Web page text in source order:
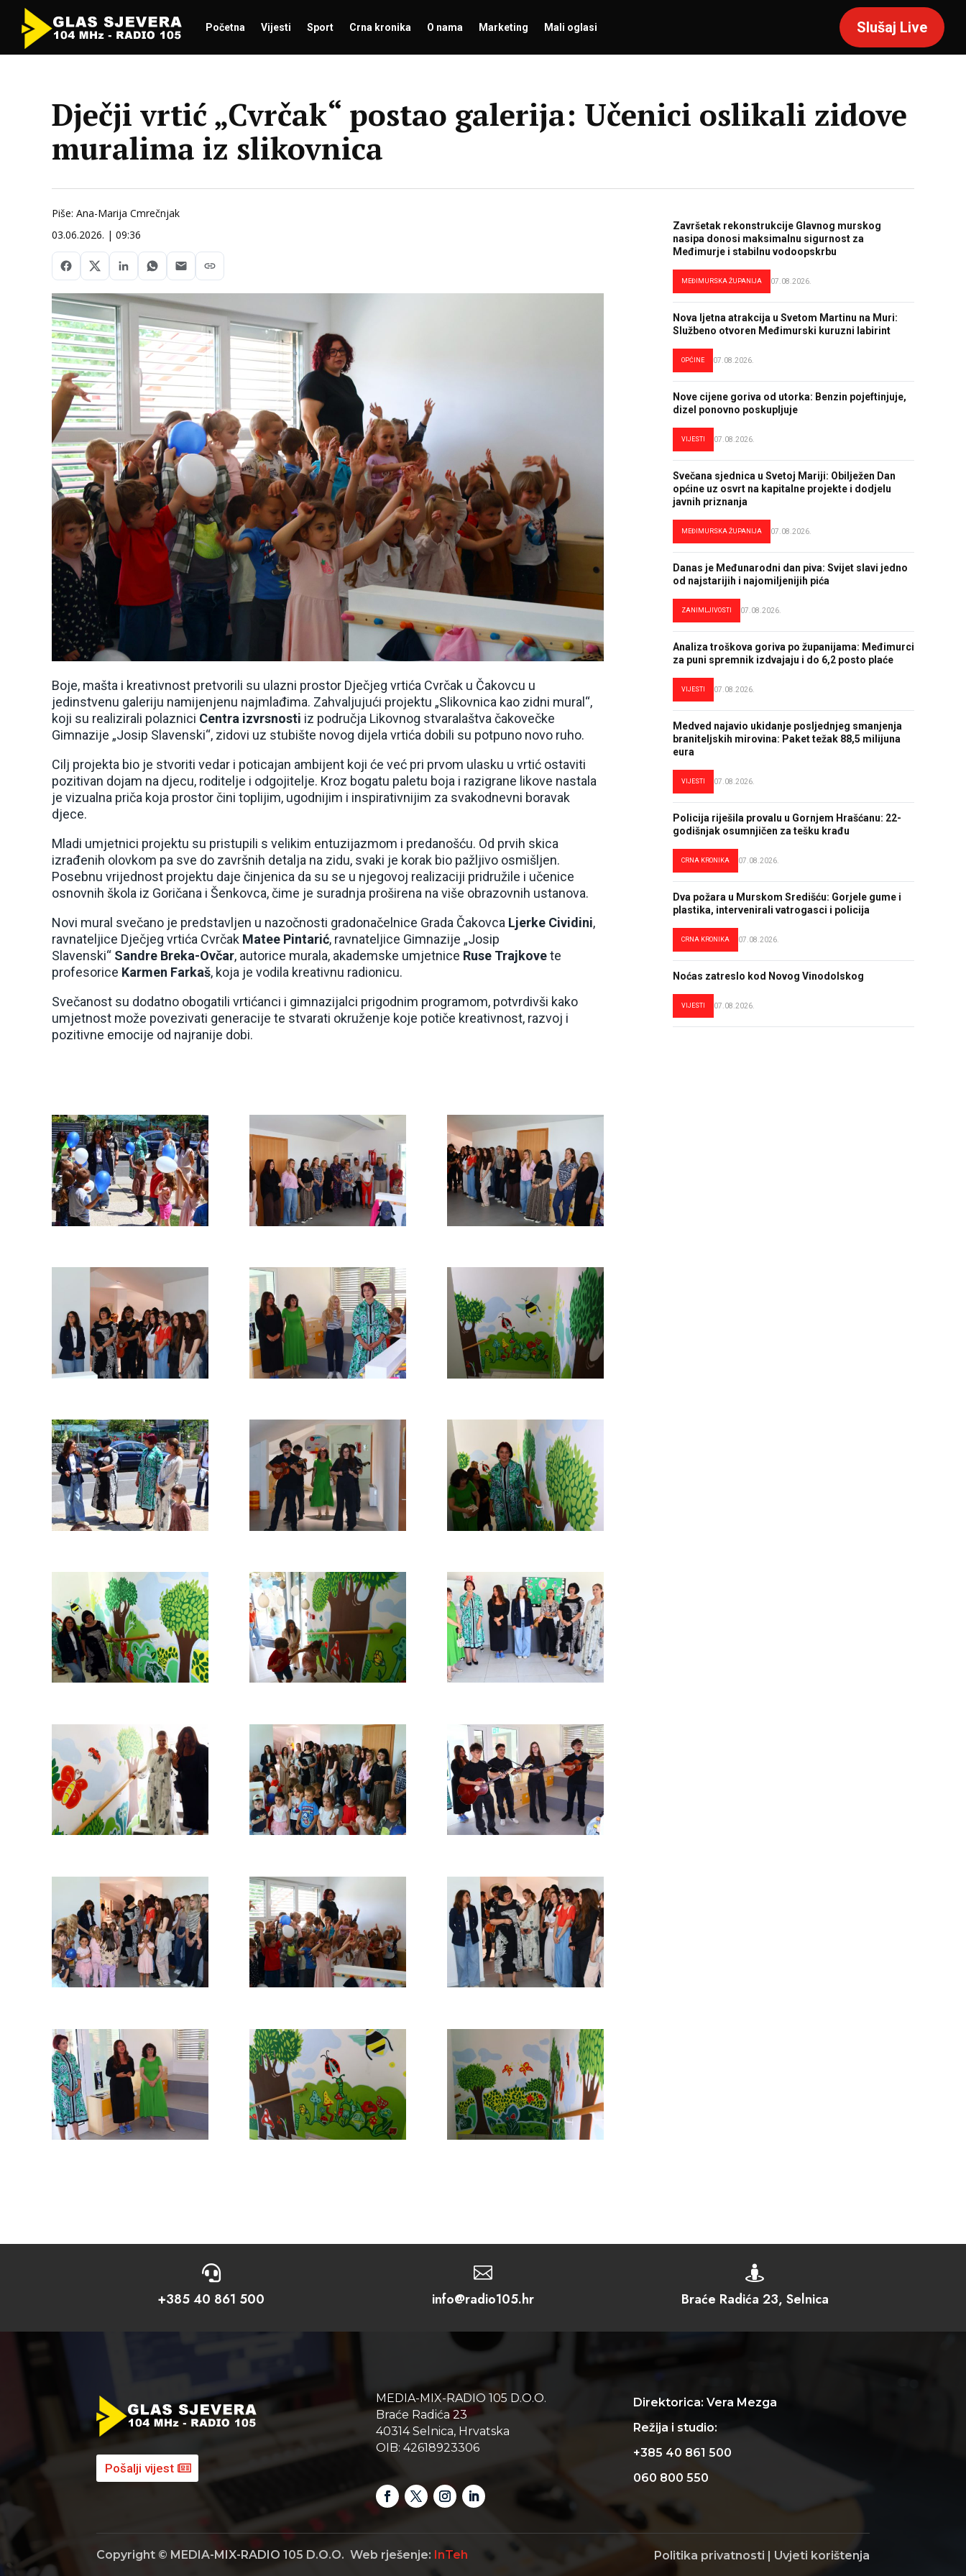
Početna Vijesti Sport Crna kronika O nama Marketing Mali oglasi Slušaj Live
Dječji vrtić „Cvrčak“ postao galerija: Učenici oslikali zidove
muralima iz slikovnica
Piše: Ana-Marija Cmrečnjak
03.06.2026. | 09:36
Boje, mašta i kreativnost pretvorili su ulazni prostor Dječjeg vrtića Cvrčak u Čakovcu u
jedinstvenu galeriju namijenjenu najmlađima. Zahvaljujući projektu „Slikovnica kao zidni mural“,
koji su realizirali polaznici Centra izvrsnosti iz područja Likovnog stvaralaštva čakovečke
Gimnazije „Josip Slavenski“, zidovi uz stubište novog dijela vrtića dobili su potpuno novo ruho.
Cilj projekta bio je stvoriti vedar i poticajan ambijent koji će već pri prvom ulasku u vrtić ostaviti
pozitivan dojam na djecu, roditelje i odgojitelje. Kroz bogatu paletu boja i razigrane likove nastala
je vizualna priča koja prostor čini toplijim, ugodnijim i inspirativnijim za svakodnevni boravak
djece.
Mladi umjetnici projektu su pristupili s velikim entuzijazmom i predanošću. Od prvih skica
izrađenih olovkom pa sve do završnih detalja na zidu, svaki je korak bio pažljivo osmišljen.
Posebnu vrijednost projektu daje činjenica da su se u njegovoj realizaciji pridružile i učenice
osnovnih škola iz Goričana i Šenkovca, čime je suradnja proširena na više obrazovnih ustanova.
Novi mural svečano je predstavljen u nazočnosti gradonačelnice Grada Čakovca Ljerke Cividini,
ravnateljice Dječjeg vrtića Cvrčak Matee Pintarić, ravnateljice Gimnazije „Josip
Slavenski“ Sandre Breka-Ovčar, autorice murala, akademske umjetnice Ruse Trajkovete
profesorice Karmen Farkaš, koja je vodila kreativnu radionicu.
Svečanost su dodatno obogatili vrtićanci i gimnazijalci prigodnim programom, potvrdivši kako
umjetnost može povezivati generacije te stvarati okruženje koje potiče kreativnost, razvoj i
pozitivne emocije od najranije dobi.
Završetak rekonstrukcije Glavnog murskog
nasipa donosi maksimalnu sigurnost za
Međimurje i stabilnu vodoopskrbu
MEĐIMURSKA ŽUPANIJA 07.08.2026.
Nova ljetna atrakcija u Svetom Martinu na Muri:
Službeno otvoren Međimurski kuruzni labirint
OPĆINE 07.08.2026.
Nove cijene goriva od utorka: Benzin pojeftinjuje,
dizel ponovno poskupljuje
VIJESTI 07.08.2026.
Svečana sjednica u Svetoj Mariji: Obilježen Dan
općine uz osvrt na kapitalne projekte i dodjelu
javnih priznanja
MEĐIMURSKA ŽUPANIJA 07.08.2026.
Danas je Međunarodni dan piva: Svijet slavi jedno
od najstarijih i najomiljenijih pića
ZANIMLJIVOSTI 07.08.2026.
Analiza troškova goriva po županijama: Međimurci
za puni spremnik izdvajaju i do 6,2 posto plaće
VIJESTI 07.08.2026.
Medved najavio ukidanje posljednjeg smanjenja
braniteljskih mirovina: Paket težak 88,5 milijuna
eura
VIJESTI 07.08.2026.
Policija riješila provalu u Gornjem Hrašćanu: 22-
godišnjak osumnjičen za tešku krađu
CRNA KRONIKA 07.08.2026.
Dva požara u Murskom Središću: Gorjele gume i
plastika, intervenirali vatrogasci i policija
CRNA KRONIKA 07.08.2026.
Noćas zatreslo kod Novog Vinodolskog
VIJESTI 07.08.2026.

+385 40 861 500

info@radio105.hr

Braće Radića 23, Selnica
Pošalji vijest
MEDIA-MIX-RADIO 105 D.O.O.
Braće Radića 23
40314 Selnica, Hrvatska
OIB: 42618923306
Direktorica: Vera Mezga
Režija i studio:
+385 40 861 500
060 800 550
Copyright © MEDIA-MIX-RADIO 105 D.O.O. Web rješenje: InTeh Politika privatnosti | Uvjeti korištenja